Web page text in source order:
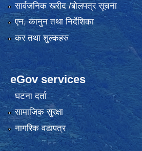
सार्वजनिक खरीद /बोलपत्र सूचना
एन, कानुन तथा निर्देशिका
कर तथा शुल्कहरु
eGov services
घटना दर्ता
सामाजिक सुरक्षा
नागरिक वडापत्र